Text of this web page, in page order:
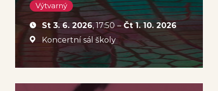
Výtvarný
St 3. 6. 2026, 17:50 – Čt 1. 10. 2026
Koncertní sál školy